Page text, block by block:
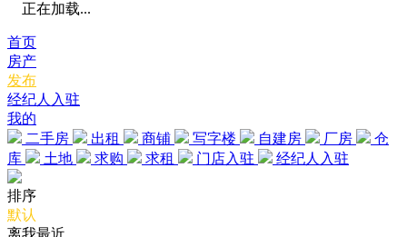
正在加载...
首页
房产
发布
经纪人入驻
我的
二手房
出租 商铺 写字楼 自建房 厂房
仓
库
土地 求购 求租 门店入驻 经纪人入驻
排序
默认
离我最近